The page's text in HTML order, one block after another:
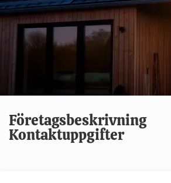
Företagsbeskrivning
Kontaktuppgifter